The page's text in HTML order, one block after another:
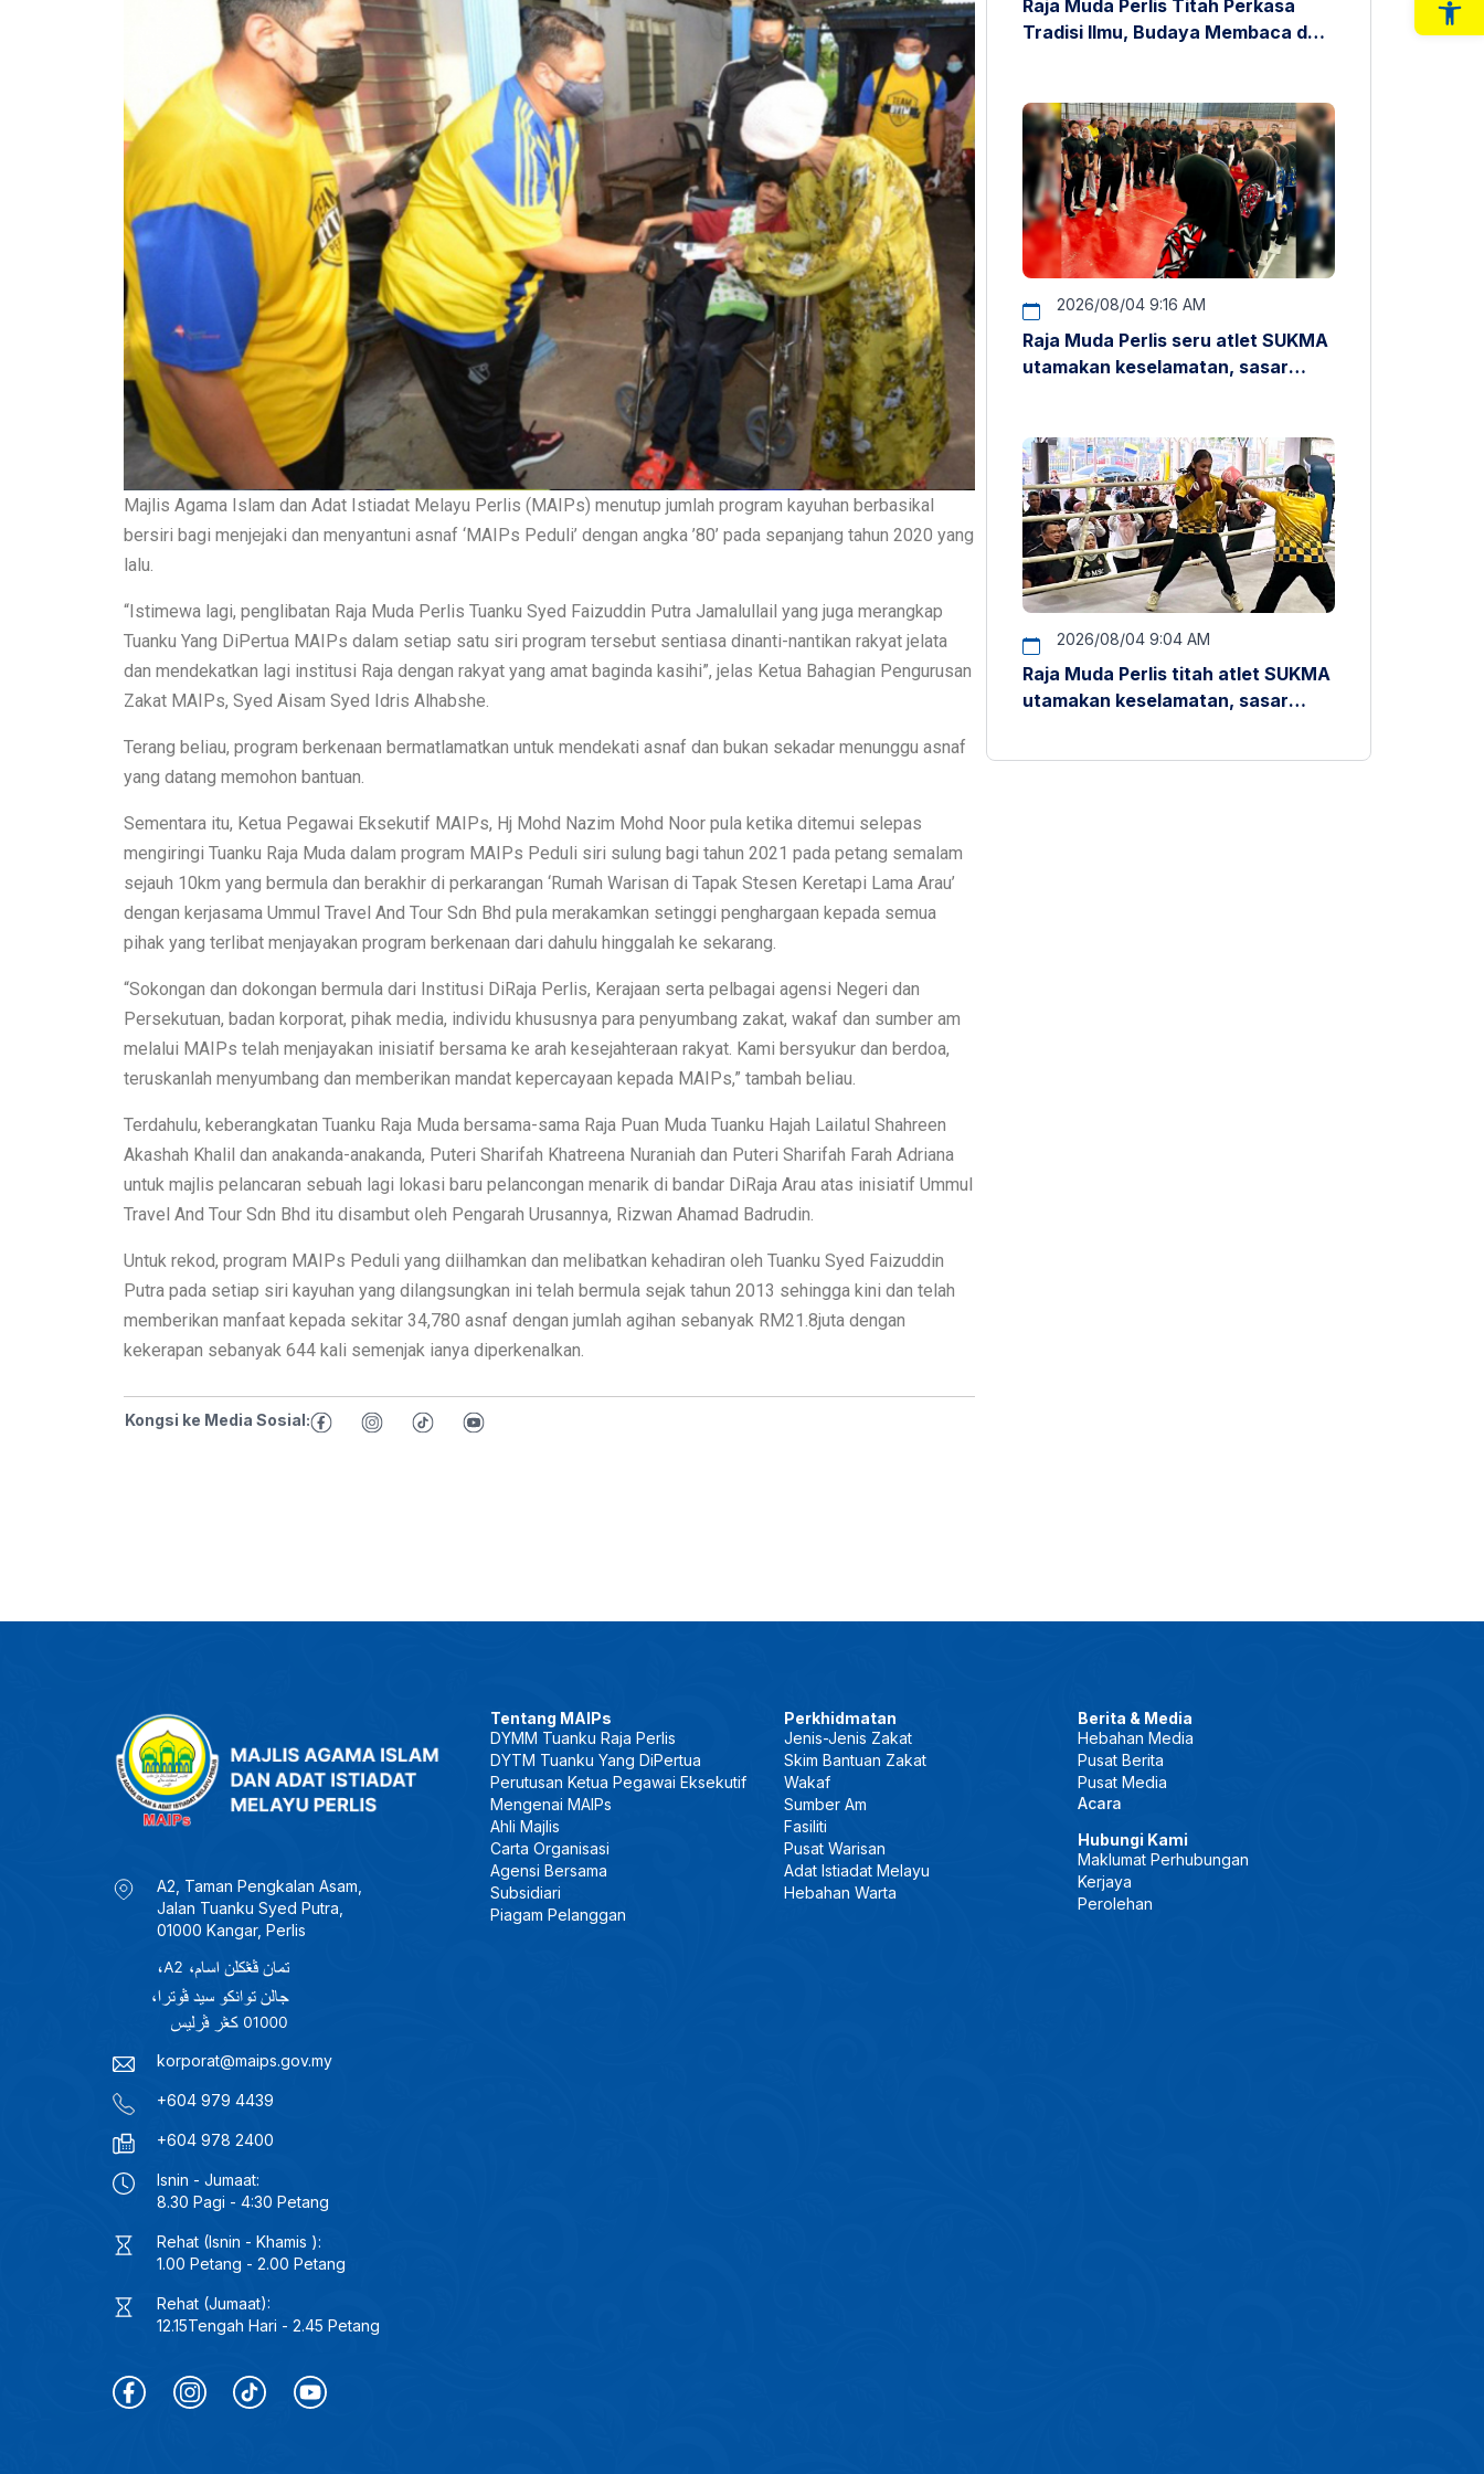
Majlis Agama Islam dan Adat Istiadat Melayu Perlis (MAIPs) menutup jumlah program kayuhan berbasikal
bersiri bagi menjejaki dan menyantuni asnaf ‘MAIPs Peduli’ dengan angka ’80’ pada sepanjang tahun 2020 yang
lalu.
“Istimewa lagi, penglibatan Raja Muda Perlis Tuanku Syed Faizuddin Putra Jamalullail yang juga merangkap
Tuanku Yang DiPertua MAIPs dalam setiap satu siri program tersebut sentiasa dinanti-nantikan rakyat jelata
dan mendekatkan lagi institusi Raja dengan rakyat yang amat baginda kasihi”, jelas Ketua Bahagian Pengurusan
Zakat MAIPs, Syed Aisam Syed Idris Alhabshe.
Terang beliau, program berkenaan bermatlamatkan untuk mendekati asnaf dan bukan sekadar menunggu asnaf
yang datang memohon bantuan.
Sementara itu, Ketua Pegawai Eksekutif MAIPs, Hj Mohd Nazim Mohd Noor pula ketika ditemui selepas
mengiringi Tuanku Raja Muda dalam program MAIPs Peduli siri sulung bagi tahun 2021 pada petang semalam
sejauh 10km yang bermula dan berakhir di perkarangan ‘Rumah Warisan di Tapak Stesen Keretapi Lama Arau’
dengan kerjasama Ummul Travel And Tour Sdn Bhd pula merakamkan setinggi penghargaan kepada semua
pihak yang terlibat menjayakan program berkenaan dari dahulu hinggalah ke sekarang.
“Sokongan dan dokongan bermula dari Institusi DiRaja Perlis, Kerajaan serta pelbagai agensi Negeri dan
Persekutuan, badan korporat, pihak media, individu khususnya para penyumbang zakat, wakaf dan sumber am
melalui MAIPs telah menjayakan inisiatif bersama ke arah kesejahteraan rakyat. Kami bersyukur dan berdoa,
teruskanlah menyumbang dan memberikan mandat kepercayaan kepada MAIPs,” tambah beliau.
Terdahulu, keberangkatan Tuanku Raja Muda bersama-sama Raja Puan Muda Tuanku Hajah Lailatul Shahreen
Akashah Khalil dan anakanda-anakanda, Puteri Sharifah Khatreena Nuraniah dan Puteri Sharifah Farah Adriana
untuk majlis pelancaran sebuah lagi lokasi baru pelancongan menarik di bandar DiRaja Arau atas inisiatif Ummul
Travel And Tour Sdn Bhd itu disambut oleh Pengarah Urusannya, Rizwan Ahamad Badrudin.
Untuk rekod, program MAIPs Peduli yang diilhamkan dan melibatkan kehadiran oleh Tuanku Syed Faizuddin
Putra pada setiap siri kayuhan yang dilangsungkan ini telah bermula sejak tahun 2013 sehingga kini dan telah
memberikan manfaat kepada sekitar 34,780 asnaf dengan jumlah agihan sebanyak RM21.8juta dengan
kekerapan sebanyak 644 kali semenjak ianya diperkenalkan.
Kongsi ke Media Sosial:
Raja Muda Perlis Titah Perkasa
Tradisi Ilmu, Budaya Membaca dan
2026/08/04 9:16 AM
Raja Muda Perlis seru atlet SUKMA
utamakan keselamatan, sasar
2026/08/04 9:04 AM
Raja Muda Perlis titah atlet SUKMA
utamakan keselamatan, sasar
A2, Taman Pengkalan Asam,
Jalan Tuanku Syed Putra,
01000 Kangar, Perlis
korporat@maips.gov.my
+604 979 4439
+604 978 2400
Isnin - Jumaat:
8.30 Pagi - 4:30 Petang
Rehat (Isnin - Khamis ):
1.00 Petang - 2.00 Petang
Rehat (Jumaat):
12.15Tengah Hari - 2.45 Petang
Tentang MAIPs
DYMM Tuanku Raja Perlis
DYTM Tuanku Yang DiPertua
Perutusan Ketua Pegawai Eksekutif
Mengenai MAIPs
Ahli Majlis
Carta Organisasi
Agensi Bersama
Subsidiari
Piagam Pelanggan
Perkhidmatan
Jenis-Jenis Zakat
Skim Bantuan Zakat
Wakaf
Sumber Am
Fasiliti
Pusat Warisan
Adat Istiadat Melayu
Hebahan Warta
Berita & Media
Hebahan Media
Pusat Berita
Pusat Media
Acara
Hubungi Kami
Maklumat Perhubungan
Kerjaya
Perolehan